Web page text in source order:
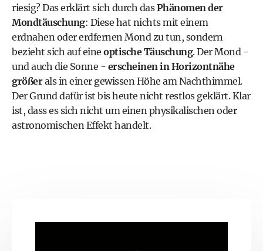
riesig? Das erklärt sich durch dasPhänomen der
Mondtäuschung: Diese hat nichts mit einem
erdnahen oder erdfernen Mond zu tun, sondern
bezieht sich auf eine optische Täuschung. Der Mond -
und auch die Sonne - erscheinen in Horizontnähe
größerals in einer gewissen Höhe am Nachthimmel.
Der Grund dafür ist bis heute nicht restlos geklärt. Klar
ist, dass es sich nicht um einen physikalischen oder
astronomischen Effekt handelt.